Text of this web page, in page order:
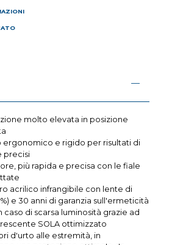
molto elevata in posizione
ergonomico e rigido per risultati di
precisi
più rapida e precisa con le fiale
acrilico infrangibile con lente di
e 30 anni di garanzia sull'ermeticità
di scarsa luminosità grazie ad
SOLA ottimizzato
d'urto alle estremità, in